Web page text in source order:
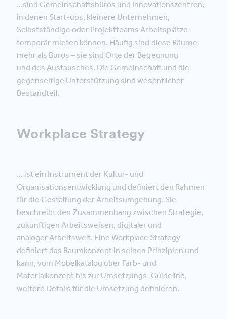
…sind Gemeinschaftsbüros und Innovationszentren,
in denen Start-ups, kleinere Unternehmen,
Selbstständige oder Projektteams Arbeitsplätze
temporär mieten können. Häufig sind diese Räume
mehr als Büros – sie sind Orte der Begegnung
und des Austausches. Die Gemeinschaft und die
gegenseitige Unterstützung sind wesentlicher
Bestandteil.
Workplace Strategy
… ist ein Instrument der Kultur- und
Organisationsentwicklung und definiert den Rahmen
für die Gestaltung der Arbeitsumgebung. Sie
beschreibt den Zusammenhang zwischen Strategie,
zukünftigen Arbeitsweisen, digitaler und
analoger Arbeitswelt. Eine Workplace Strategy
definiert das Raumkonzept in seinen Prinzipien und
kann, vom Möbelkatalog über Farb- und
Materialkonzept bis zur Umsetzungs-Guideline,
weitere Details für die Umsetzung definieren.